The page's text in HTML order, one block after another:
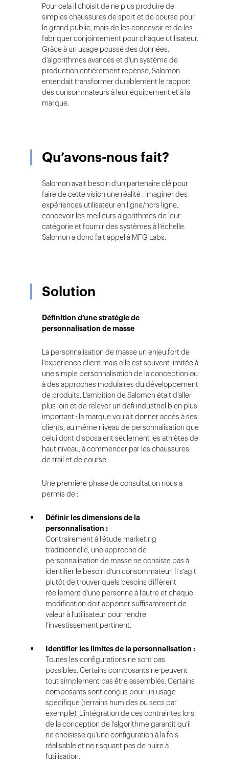
Pour cela il choisit de ne plus produire de
simples chaussures de sport et de course pour
le grand public, mais de les concevoir et de les
fabriquer conjointement pour chaque utilisateur.
Grâce à un usage poussé des données,
d’algorithmes avancés et d’un système de
production entièrement repensé, Salomon
entendait transformer durablement le rapport
des consommateurs à leur équipement et à la
marque.
Qu’avons-nous fait?
Salomon avait besoin d’un partenaire clé pour
faire de cette vision une réalité : imaginer des
expériences utilisateur en ligne/hors ligne,
concevoir les meilleurs algorithmes de leur
catégorie et fournir des systèmes à l’échelle.
Salomon a donc fait appel à MFG Labs.
Solution
Définition d’une stratégie de
personnalisation de masse
La personnalisation de masse un enjeu fort de
l’expérience client mais elle est souvent limitée à
une simple personnalisation de la conception ou
à des approches modulaires du développement
de produits. L’ambition de Salomon était d’aller
plus loin et de relever un défi industriel bien plus
important : la marque voulait donner accès à ses
clients, au même niveau de personnalisation que
celui dont disposaient seulement les athlètes de
haut niveau, à commencer par les chaussures
de trail et de course.
Une première phase de consultation nous a
permis de :
Définir les dimensions de la
personnalisation :
Contrairement à l’étude marketing
traditionnelle, une approche de
personnalisation de masse ne consiste pas à
identifier le besoin d’un consommateur. Il s’agit
plutôt de trouver quels besoins diffèrent
réellement d’une personne à l’autre et chaque
modification doit apporter suffisamment de
valeur à l’utilisateur pour rendre
l’investissement pertinent.
Identifier les limites de la personnalisation :
Toutes les configurations ne sont pas
possibles. Certains composants ne peuvent
tout simplement pas être assemblés. Certains
composants sont conçus pour un usage
spécifique (terrains humides ou secs par
exemple). L’intégration de ces contraintes lors
de la conception de l’algorithme garantit qu’il
ne choisisse qu’une configuration à la fois
réalisable et ne risquant pas de nuire à
l’utilisation.